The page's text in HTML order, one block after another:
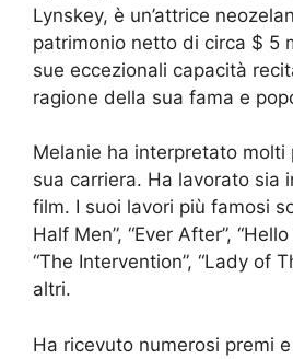
Lynskey, è un’attrice
patrimonio netto di circa $ 5
sue eccezionali capacità
ragione della sua fama e
Melanie ha interpretato molti
sua carriera. Ha lavorato sia
film. I suoi lavori più famosi
Half Men”, “Ever After”,
“The Intervention”, “Lady of
altri.
Ha ricevuto numerosi premi